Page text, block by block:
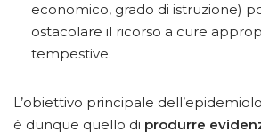
economico, grado di istruzione)
ostacolare il ricorso a cure
tempestive.
L’obiettivo principale
è dunque quello di produrre